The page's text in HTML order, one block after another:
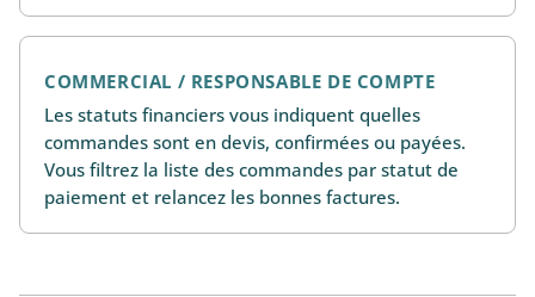
COMMERCIAL / RESPONSABLE DE COMPTE
Les statuts financiers vous indiquent quelles
commandes sont en devis, confirmées ou payées.
Vous filtrez la liste des commandes par statut de
paiement et relancez les bonnes factures.